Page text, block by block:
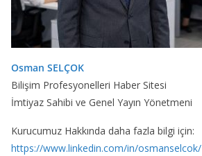
Osman SELÇOK
Bilişim Profesyonelleri Haber Sitesi
İmtiyaz Sahibi ve Genel Yayın Yönetmeni
Kurucumuz Hakkında daha fazla bilgi için:
https://www.linkedin.com/in/osmanselcok/